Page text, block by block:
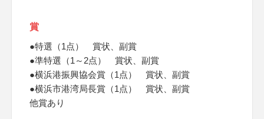
賞
●特選（1点） 賞状、副賞
●準特選（1～2点） 賞状、副賞
●横浜港振興協会賞（1点） 賞状、副賞
●横浜市港湾局長賞（1点） 賞状、副賞
他賞あり